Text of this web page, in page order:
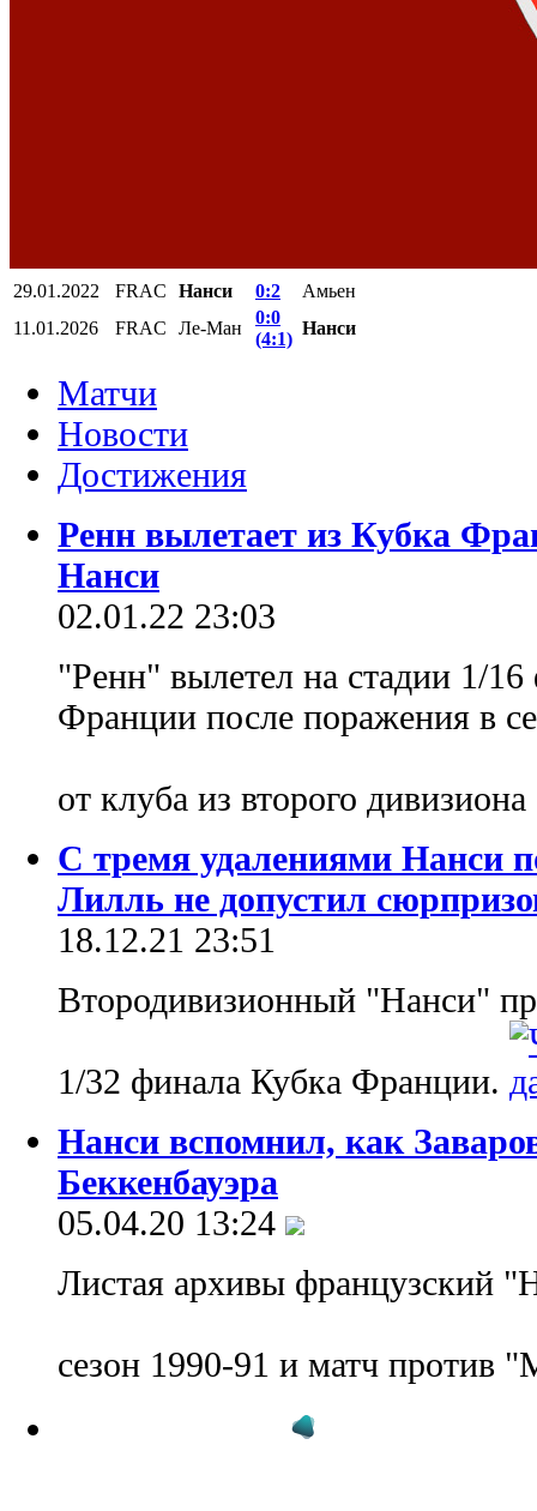
29.01.2022 FRAC Нанси 0:2
Амьен
11.01.2026
FRAC Ле-Ман
0:0
(4:1)
Нанси
Матчи
Новости
Достижения
Ренн вылетает из Кубка
Нанси
02.01.22 23:03
"Ренн" вылетел на стадии 1/
Франции после поражения в
от клуба из второго
С тремя удалениями Нанси
Лилль не допустил
18.12.21 23:51
Втородивизионный "Нанси"
1/32 финала Кубка Франции.
Нанси вспомнил, как
Беккенбауэра
05.04.20 13:24
Листая архивы французский
сезон 1990-91 и матч против